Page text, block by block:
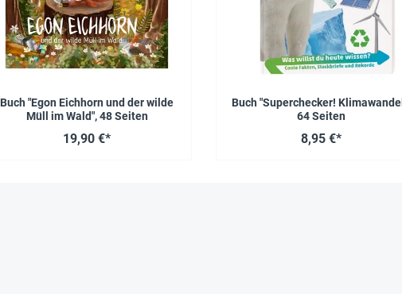
Buch "Egon Eichhorn und der wilde
Müll im Wald", 48 Seiten
19,90 €*
Buch "Superchecker!
64 Seiten
8,95 €*